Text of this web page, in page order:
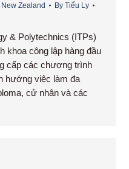
New Zealand By Tiểu Ly
& Polytechnics (ITPs)
khoa công lập hàng đầu
cấp các chương trình
hướng việc làm đa
cử nhân và các